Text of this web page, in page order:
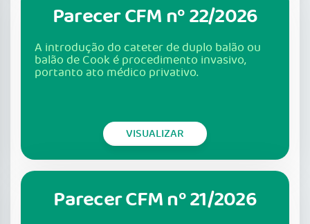
Parecer CFM nº 22/2026
A introdução do cateter de duplo balão ou
balão de Cook é procedimento invasivo,
portanto ato médico privativo.
VISUALIZAR
Parecer CFM nº 21/2026